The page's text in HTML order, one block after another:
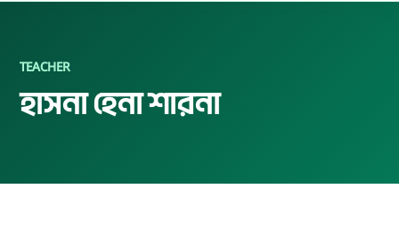
TEACHER
হাসনা হেনা শারনা